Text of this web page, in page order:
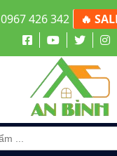
0967 426 342 🔥